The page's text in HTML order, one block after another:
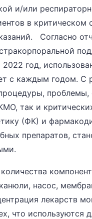
и/или
в критическом
Согласно
2022 год,
с каждым годом. С
проблемы,
так и
(ФК) и
препаратов,
насос,
лекарств
что используются